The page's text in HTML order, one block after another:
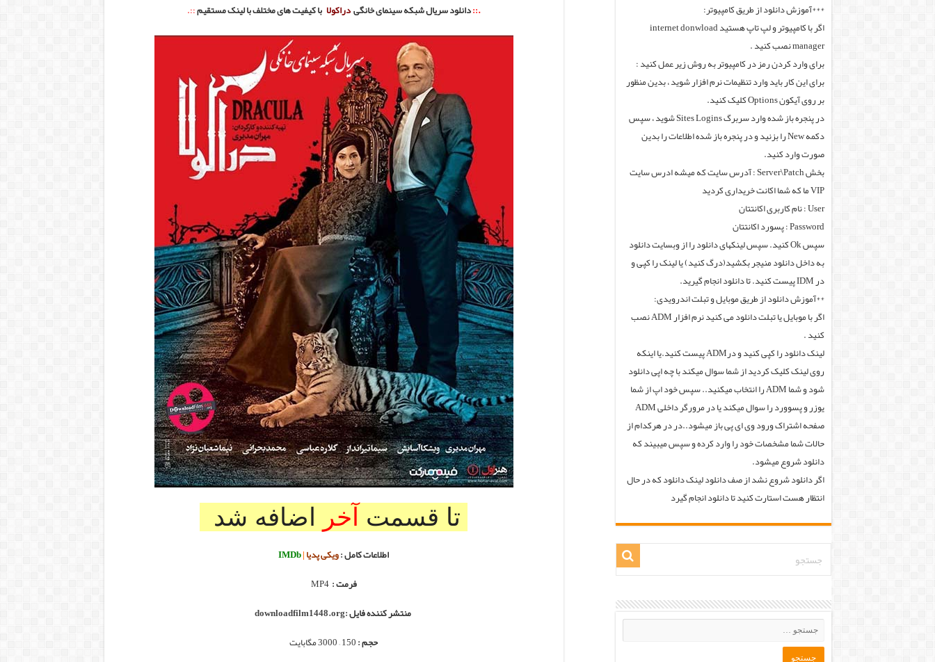
.::دانلود سریال شبکه سینمای خانگیدراکولا با کیفیت های مختلف با لینک مستقیم::.
تا قسمت آخر اضافه شد
اطلاعات کامل :ویکی پدیا|
IMDb
فرمت :MP4
منتشر کننده فایل :downloadfilm1448.org
حجم :
***آموزش دانلود از طریق کامپیوتر:
اگر با کامپیوتر و لپ تاپ هستید internet donwload
manager نصب کنید .
برای وارد کردن رمز در کامپیوتر به روش زیر عمل کنید :
برای این کار باید وارد تنظیمات نرم افزار شوید ، بدین منظور
بر روی آیکون Options کلیک کنید.
در پنجره باز شده وارد سربرگ Sites Logins شوید ، سپس
دکمه New را بزنید و در پنجره باز شده اطلاعات را بدین
صورت وارد کنید.
بخش Server\Patch : آدرس سایت که میشه ادرس سایت
VIP ما که شما اکانت خریداری کردید
User : نام کاربری اکانتتان
Password : پسورد اکانتتان
سپس Ok کنید. سپس لینکهای دانلود را از وبسایت دانلود
به داخل دانلود منیجر بکشید(درگ کنید) یا لینک را کپی و
در IDM پیست کنید. تا دانلود انجام گیرید.
**آموزش دانلود از طریق موبایل و تبلت اندرویدی:
اگر با موبایل یا تبلت دانلود می کنید نرم افزار ADM نصب
کنید .
لینک دانلود را کپی کنید و درADM پیست کنید.یا اینکه
روی لینک کلیک کردید از شما سوال میکند با چه اپی دانلود
شود و شما ADM را انتخاب میکنید.. سپس خود اپ از شما
یوزر و پسوورد را سوال میکند یا در مرورگر داخلی ADM
صفحه اشتراک ورود وی ای پی باز میشود..در در هرکدام از
حالات شما مشخصات خود را وارد کرده و سپس میبیند که
دانلود شروع میشود.
اگر دانلود شروع نشد از صف دانلود لینک دانلود که در حال
انتظار هست استارت کنید تا دانلود انجام گیرد